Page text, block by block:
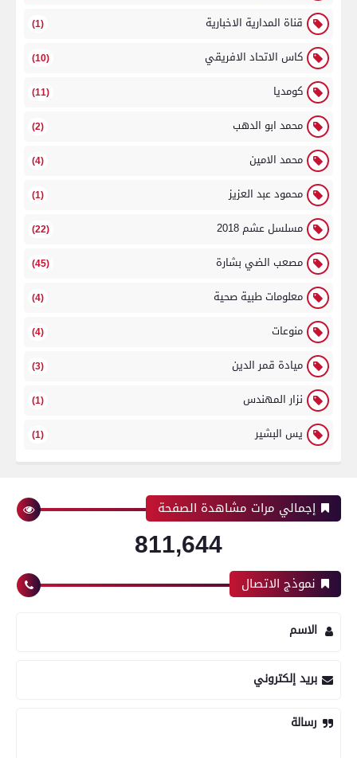
قناة المدارية الاخبارية (1)
كاس الاتحاد الافريقي (10)
كومديا (11)
محمد ابو الدهب (2)
محمد الامين (4)
محمود عبد العزيز (1)
مسلسل عشم 2018 (22)
مصعب الضي بشارة (45)
معلومات طبية صحية (4)
منوعات (4)
ميادة قمر الدين (3)
نزار المهندس (1)
يس البشير (1)
إجمالي مرات مشاهدة الصفحة
811,644
نموذج الاتصال
الاسم
بريد إلكتروني
رسالة